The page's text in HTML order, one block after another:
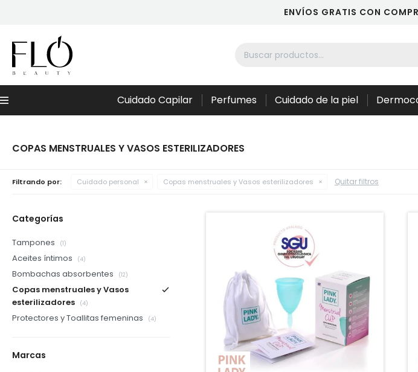
ENVÍOS GRATIS CON
Menú Cuidado Capilar Perfumes Cuidado de la piel
COPAS MENSTRUALES Y VASOS ESTERILIZADORES
Filtrando por: Cuidado personal Copas menstruales y Vasos esterilizadores Quitar filtros
Categorías
Tampones (1)
Aceites íntimos (4)
Bombachas absorbentes (12)
Copas menstruales y Vasos
esterilizadores
(4)
Protectores y Toallitas femeninas (4)
Marcas